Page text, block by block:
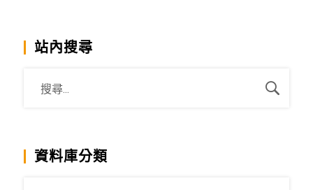
站內搜尋
資料庫分類